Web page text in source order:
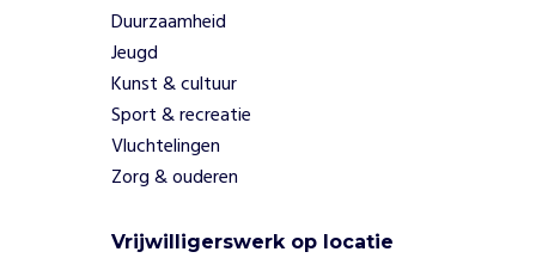
Duurzaamheid
Jeugd
Kunst & cultuur
Sport & recreatie
Vluchtelingen
Zorg & ouderen
Vrijwilligerswerk op locatie